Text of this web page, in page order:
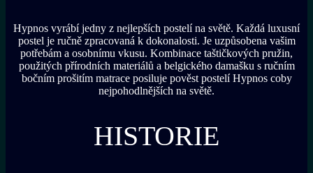
Hypnos vyrábí jedny z nejlepších postelí na světě. Každá luxusní
postel je ručně zpracovaná k dokonalosti. Je uzpůsobena vašim
potřebám a osobnímu vkusu. Kombinace taštičkových pružin,
použitých přírodních materiálů a belgického damašku s ručním
bočním prošitím matrace posiluje pověst postelí Hypnos coby
nejpohodlnějších na světě.
HISTORIE